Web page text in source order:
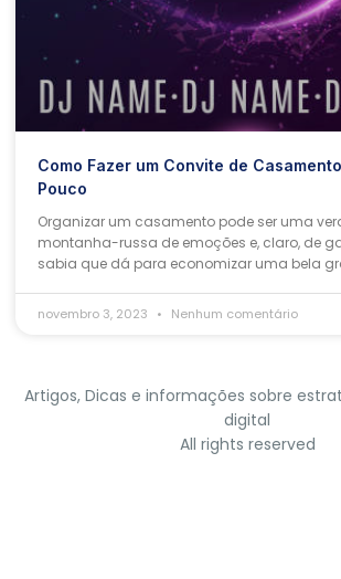
Como Fazer um Convite de
Pouco
Organizar um casamento pode ser uma
montanha-russa de emoções e, claro, de
sabia que dá para economizar uma bela
novembro 3, 2023 Nenhum comentário
Artigos, Dicas e informações sobre
digital
All rights reserved